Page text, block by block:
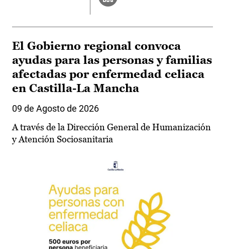
El Gobierno regional convoca
ayudas para las personas y familias
afectadas por enfermedad celiaca
en Castilla-La Mancha
09 de Agosto de 2026
A través de la Dirección General de Humanización
y Atención Sociosanitaria